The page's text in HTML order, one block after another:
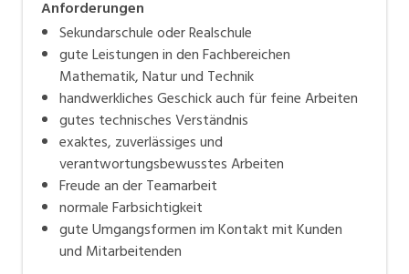
Anforderungen
Sekundarschule oder Realschule
gute Leistungen in den Fachbereichen
Mathematik, Natur und Technik
handwerkliches Geschick auch für feine Arbeiten
gutes technisches Verständnis
exaktes, zuverlässiges und
verantwortungsbewusstes Arbeiten
Freude an der Teamarbeit
normale Farbsichtigkeit
gute Umgangsformen im Kontakt mit Kunden
und Mitarbeitenden